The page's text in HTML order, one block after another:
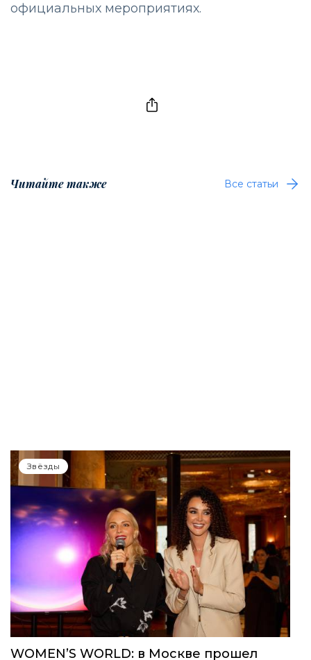
официальных мероприятиях.
Читайте также Все статьи
Звёзды
WOMEN’S WORLD: в Москве прошел